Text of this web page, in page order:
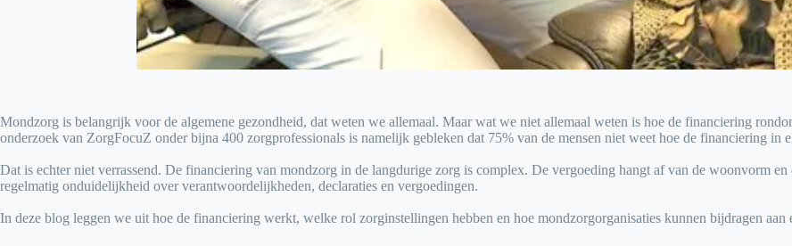
Mondzorg is belangrijk voor de algemene gezondheid, dat weten we allemaal. Maar wat we niet allemaal weten is hoe de financiering
onderzoek van ZorgFocuZ onder bijna 400 zorgprofessionals is namelijk gebleken dat 75% van de mensen niet weet hoe de financiering in
Dat is echter niet verrassend. De financiering van mondzorg in de langdurige zorg is complex. De vergoeding hangt af van de woonvorm
regelmatig onduidelijkheid over verantwoordelijkheden, declaraties en vergoedingen.
In deze blog leggen we uit hoe de financiering werkt, welke rol zorginstellingen hebben en hoe mondzorgorganisaties kunnen bijdragen aan